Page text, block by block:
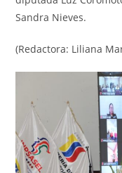
Sandra Nieves.
(Redactora: Liliana